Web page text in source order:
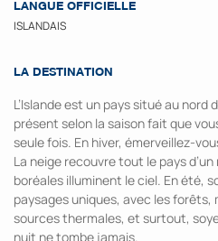
LANGUE OFFICIELLE
ISLANDAIS
LA DESTINATION
L’Islande est un pays situé au nord
présent selon la saison fait que
seule fois. En hiver, émerveillez-
La neige recouvre tout le pays
boréales illuminent le ciel. En été,
paysages uniques, avec les
sources thermales, et surtout,
nuit ne tombe jamais.